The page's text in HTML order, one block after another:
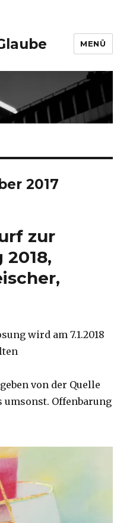
MENÜ
2017
zur
wird am 7.1.2018
von der Quelle
umsonst. Offenbarung